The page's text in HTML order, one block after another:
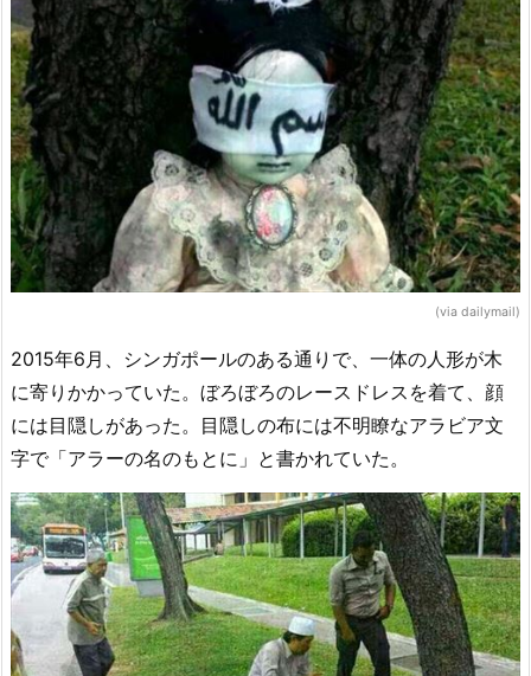
(via dailymail)
2015年6月、シンガポールのある通りで、一体の人形が木
に寄りかかっていた。ぼろぼろのレースドレスを着て、顔
には目隠しがあった。目隠しの布には不明瞭なアラビア文
字で「アラーの名のもとに」と書かれていた。